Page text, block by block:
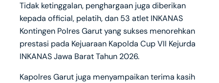
Tidak ketinggalan, penghargaan juga diberikan
kepada official, pelatih, dan 53 atlet INKANAS
Kontingen Polres Garut yang sukses menorehkan
prestasi pada Kejuaraan Kapolda Cup VII Kejurda
INKANAS Jawa Barat Tahun 2026.
Kapolres Garut juga menyampaikan terima kasih